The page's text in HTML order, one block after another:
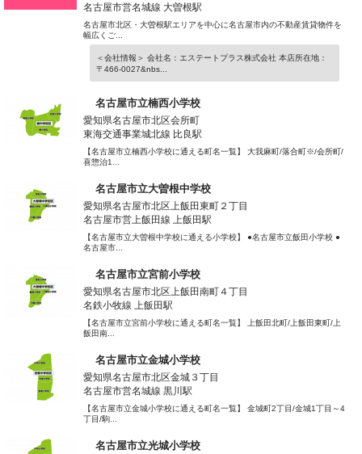
名古屋市営名城線 大曽根駅
名古屋市北区・大曽根駅エリアを中心に名古屋市内の不動産賃貸物件を
幅広くご...
＜会社情報＞ 会社名：エステートプラス株式会社 本店所在地：
〒466-0027&nbs...
名古屋市立楠西小学校
愛知県名古屋市北区会所町
東海交通事業城北線 比良駅
【名古屋市立楠西小学校に通える町名一覧】 大我麻町/落合町※/会所町/
喜惣治1...
名古屋市立大曽根中学校
愛知県名古屋市北区上飯田東町２丁目
名古屋市営上飯田線 上飯田駅
【名古屋市立大曽根中学校に通える小学校】 ●名古屋市立飯田小学校 ●
名古屋市...
名古屋市立宮前小学校
愛知県名古屋市北区上飯田南町４丁目
名鉄小牧線 上飯田駅
【名古屋市立宮前小学校に通える町名一覧】 上飯田北町/上飯田東町/上
飯田南...
名古屋市立金城小学校
愛知県名古屋市北区金城３丁目
名古屋市営名城線 黒川駅
【名古屋市立金城小学校に通える町名一覧】 金城町2丁目/金城1丁目～4
丁目/駒...
名古屋市立光城小学校